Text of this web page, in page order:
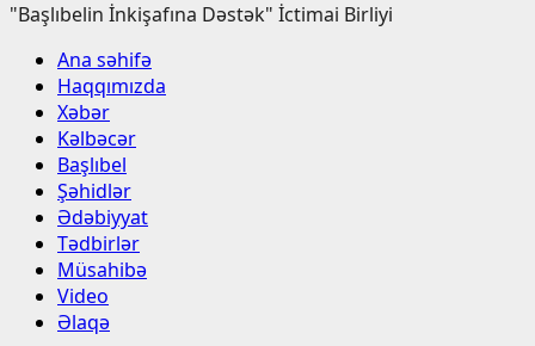
"Başlıbelin İnkişafına Dəstək" İctimai Birliyi
Primary
Menu
Ana səhifə
Haqqımızda
Xəbər
Kəlbəcər
Başlıbel
Şəhidlər
Ədəbiyyat
Tədbirlər
Müsahibə
Video
Əlaqə